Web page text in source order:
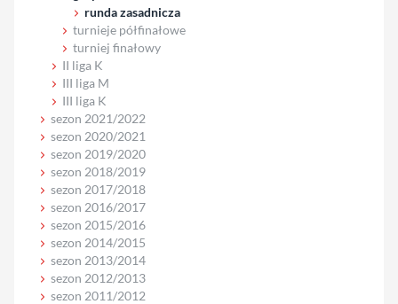
runda zasadnicza
turnieje półfinałowe
turniej finałowy
II liga K
III liga M
III liga K
sezon 2021/2022
sezon 2020/2021
sezon 2019/2020
sezon 2018/2019
sezon 2017/2018
sezon 2016/2017
sezon 2015/2016
sezon 2014/2015
sezon 2013/2014
sezon 2012/2013
sezon 2011/2012